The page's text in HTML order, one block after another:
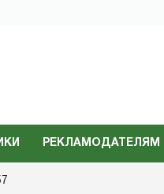
РЕКЛАМОДАТЕЛЯМ